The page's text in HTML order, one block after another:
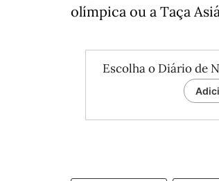
olímpica ou a Taça
Escolha o Diário de